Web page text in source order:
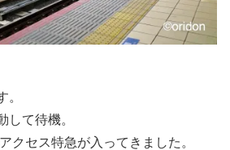
。
して待機。
クセス特急が入ってきました。